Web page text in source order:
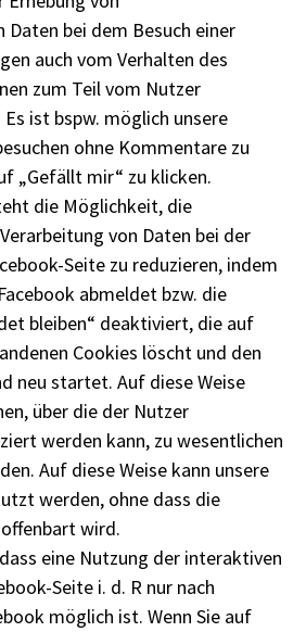
Daten bei dem Besuch einer
auch vom Verhalten des
zum Teil vom Nutzer
ist bspw. möglich unsere
ohne Kommentare zu
„Gefällt mir“ zu klicken.
die Möglichkeit, die
von Daten bei der
Seite zu reduzieren, indem
abmeldet bzw. die
bleiben“ deaktiviert, die auf
Cookies löscht und den
neu startet. Auf diese Weise
über die der Nutzer
werden kann, zu wesentlichen
Auf diese Weise kann unsere
werden, ohne dass die
wird.
eine Nutzung der interaktiven
Seite i. d. R nur nach
möglich ist. Wenn Sie auf